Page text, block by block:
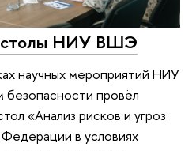
столы НИУ ВШЭ
научных мероприятий НИУ
провёл
«Анализ рисков и угроз
в условиях